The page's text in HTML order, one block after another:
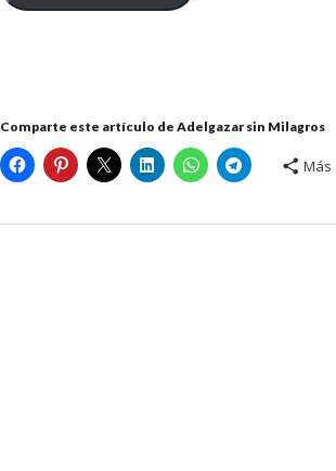
Comparte este artículo de Adelgazar sin Milagros
Más